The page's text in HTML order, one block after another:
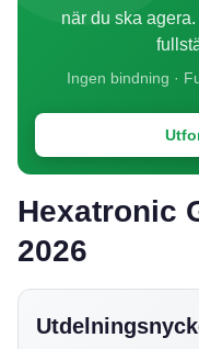
när du ska
Ingen bindning ·
Hexatronic
2026